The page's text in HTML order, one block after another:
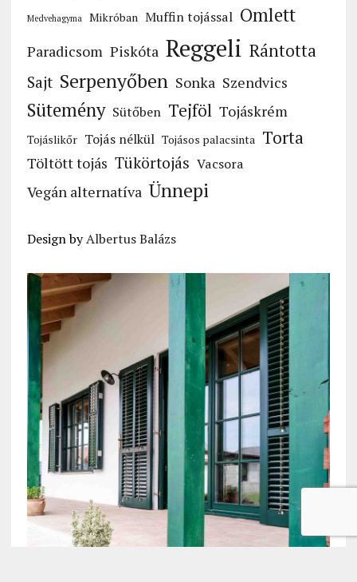
Medvehagyma Mikróban Muffin tojással Omlett
Paradicsom Piskóta Reggeli Rántotta
Sajt Serpenyőben Sonka Szendvics
Sütemény Sütőben Tejföl Tojáskrém
Tojáslikőr Tojás nélkül Tojásos palacsinta Torta
Töltött tojás Tükörtojás Vacsora
Vegán alternatíva Ünnepi
Design byAlbertus Balázs